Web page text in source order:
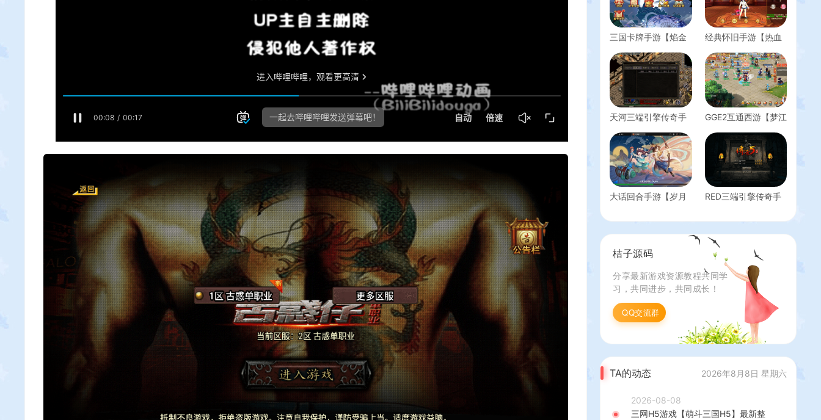
三国卡牌手游【焰金
端+安卓+GM授权后
台+详细搭建教程
经典怀旧手游【热血
理Linux手工服务端
+安卓苹果双端+GM
后台+详细搭建教程
天河三端引擎传奇手
云】最新整理WIN系
复古服务端+安卓苹
果PC三端+详细搭建
教程
GGE2互通西游【梦江
理Win系服务端+安卓
苹果PC三端+攻略
+GM工具+全套源码
+详细搭建教程
大话回合手游【岁月
手工服务端+win系
+源码+安卓+JAVA后
建教程
RED三端引擎传奇手
新整理WIN系服务端
+PC安卓苹果三端
+详细搭建教程
桔子源码
分享最新游戏资源教程共同学
习，共同进步，共同成长！
QQ交流群
TA的动态 2026年8月8日 星期六
2026-08-08
三网H5游戏【萌斗三国H5】最新整